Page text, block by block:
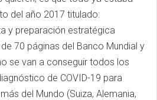
del año 2017 titulado:
y preparación estratégica
70 páginas del Banco Mundial y
se van a conseguir todos los
de COVID-19 para
del Mundo (Suiza, Alemania,